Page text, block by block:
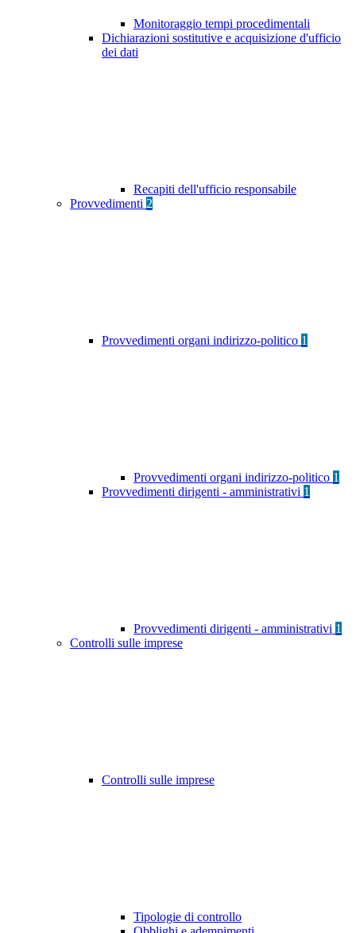
Monitoraggio tempi procedimentali
Dichiarazioni sostitutive e acquisizione d'ufficio
dei dati
Recapiti dell'ufficio responsabile
Provvedimenti 2
Provvedimenti organi indirizzo-politico 1
Provvedimenti organi indirizzo-politico 1
Provvedimenti dirigenti - amministrativi 1
Provvedimenti dirigenti - amministrativi 1
Controlli sulle imprese
Controlli sulle imprese
Tipologie di controllo